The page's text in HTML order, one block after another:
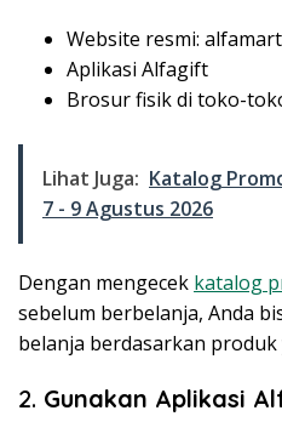
Website resmi:
Aplikasi Alfagift
Brosur fisik di toko-
Lihat Juga: Katalog
7 - 9 Agustus 2026
Dengan mengecek katalog
sebelum berbelanja, Anda
belanja berdasarkan produk
2. Gunakan Aplikasi